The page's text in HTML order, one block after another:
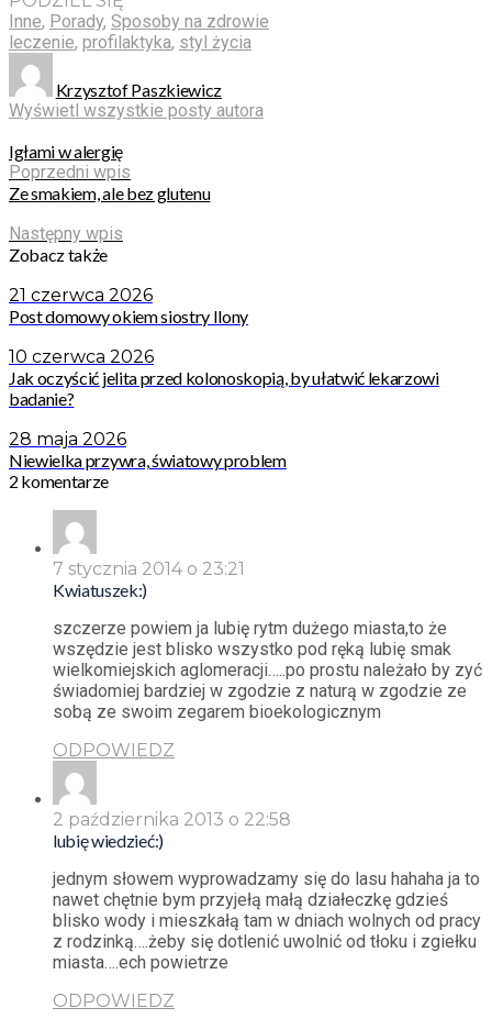
Inne, Porady, Sposoby na zdrowie
leczenie, profilaktyka, styl życia
Krzysztof Paszkiewicz
Wyświetl wszystkie posty autora
Igłami w alergię
Poprzedni wpis
Ze smakiem, ale bez glutenu
Następny wpis
Zobacz także
21 czerwca 2026
Post domowy okiem siostry Ilony
10 czerwca 2026
Jak oczyścić jelita przed kolonoskopią, by ułatwić lekarzowi
badanie?
28 maja 2026
Niewielka przywra, światowy problem
2 komentarze
7 stycznia 2014 o 23:21
Kwiatuszek:)
szczerze powiem ja lubię rytm dużego miasta,to że
wszędzie jest blisko wszystko pod ręką lubię smak
wielkomiejskich aglomeracji…..po prostu należało by zyć
świadomiej bardziej w zgodzie z naturą w zgodzie ze
sobą ze swoim zegarem bioekologicznym
ODPOWIEDZ
2 października 2013 o 22:58
lubię wiedzieć:)
jednym słowem wyprowadzamy się do lasu hahaha ja to
nawet chętnie bym przyjełą małą działeczkę gdzieś
blisko wody i mieszkałą tam w dniach wolnych od pracy
z rodzinką….żeby się dotlenić uwolnić od tłoku i zgiełku
miasta….ech powietrze
ODPOWIEDZ